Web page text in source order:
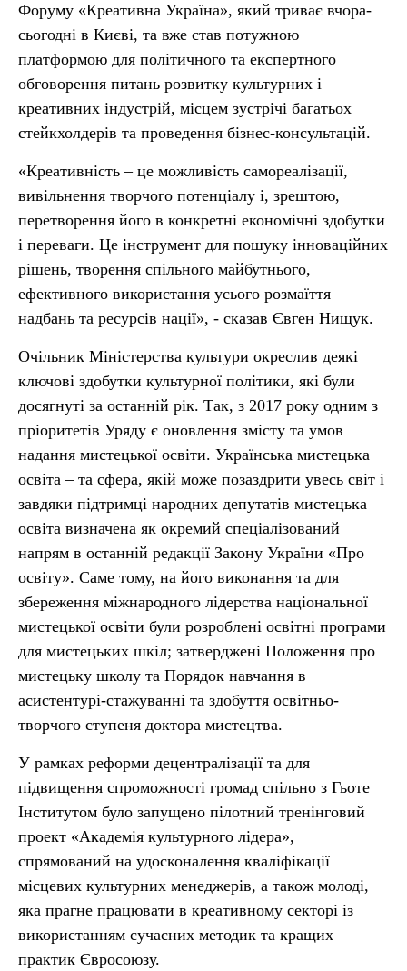
Форуму «Креативна Україна», який триває вчора-
сьогодні в Києві, та вже став потужною
платформою для політичного та експертного
обговорення питань розвитку культурних і
креативних індустрій, місцем зустрічі багатьох
стейкхолдерів та проведення бізнес-консультацій.
«Креативність – це можливість самореалізації,
вивільнення творчого потенціалу і, зрештою,
перетворення його в конкретні економічні здобутки
і переваги. Це інструмент для пошуку інноваційних
рішень, творення спільного майбутнього,
ефективного використання усього розмаїття
надбань та ресурсів нації», - сказав Євген Нищук.
Очільник Міністерства культури окреслив деякі
ключові здобутки культурної політики, які були
досягнуті за останній рік. Так, з 2017 року одним з
пріоритетів Уряду є оновлення змісту та умов
надання мистецької освіти. Українська мистецька
освіта – та сфера, якій може позаздрити увесь світ і
завдяки підтримці народних депутатів мистецька
освіта визначена як окремий спеціалізований
напрям в останній редакції Закону України «Про
освіту». Саме тому, на його виконання та для
збереження міжнародного лідерства національної
мистецької освіти були розроблені освітні програми
для мистецьких шкіл; затверджені Положення про
мистецьку школу та Порядок навчання в
асистентурі-стажуванні та здобуття освітньо-
творчого ступеня доктора мистецтва.
У рамках реформи децентралізації та для
підвищення спроможності громад спільно з Гьоте
Інститутом було запущено пілотний тренінговий
проект «Академія культурного лідера»,
спрямований на удосконалення кваліфікації
місцевих культурних менеджерів, а також молоді,
яка прагне працювати в креативному секторі із
використанням сучасних методик та кращих
практик Євросоюзу.